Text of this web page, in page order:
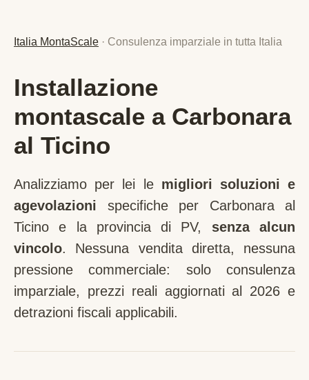
Italia MontaScale · Consulenza imparziale in tutta Italia
Installazione
montascale a Carbonara
al Ticino
Analizziamo per lei le migliori soluzioni e
agevolazioni specifiche per Carbonara al
Ticino e la provincia di PV, senza alcun
vincolo. Nessuna vendita diretta, nessuna
pressione commerciale: solo consulenza
imparziale, prezzi reali aggiornati al 2026 e
detrazioni fiscali applicabili.